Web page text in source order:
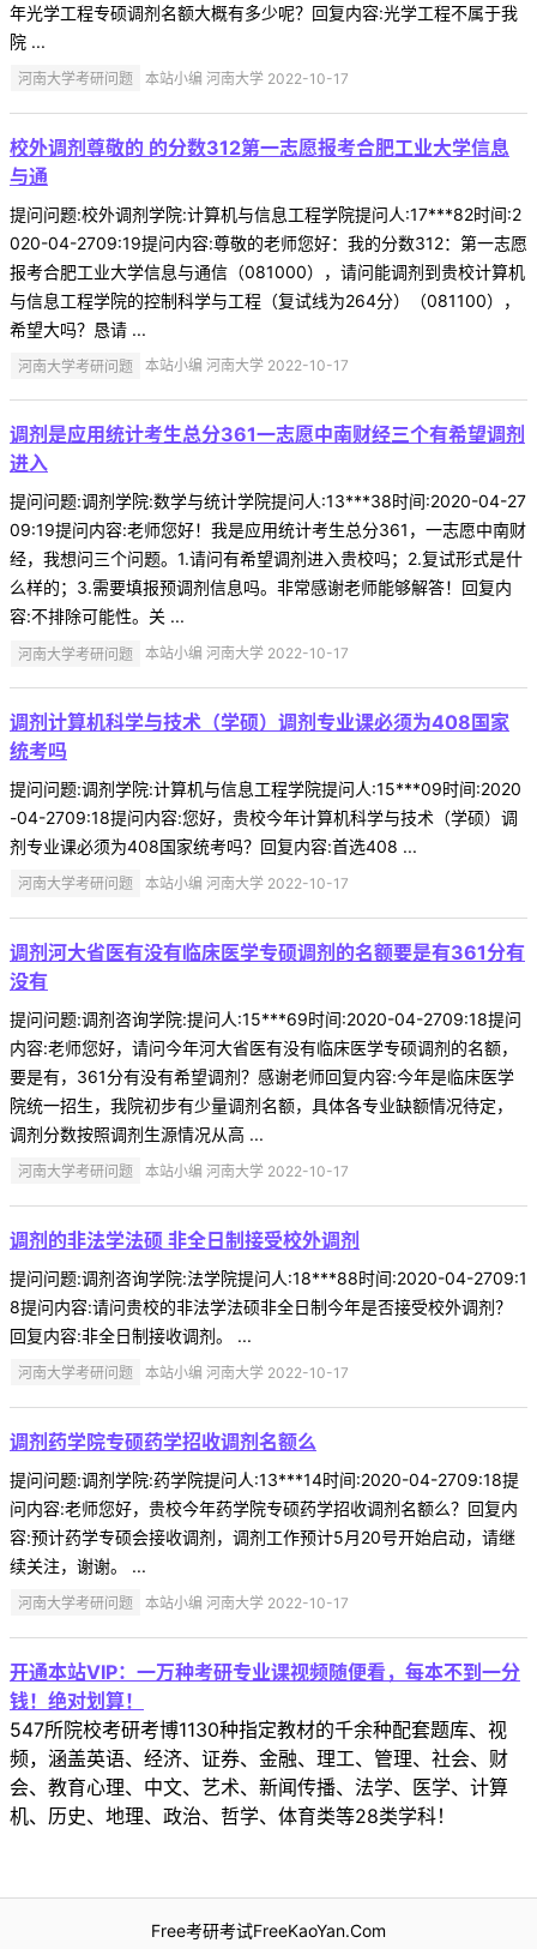
年光学工程专硕调剂名额大概有多少呢？回复内容:光学工程不属于我
院 ...
河南大学考研问题 本站小编 河南大学 2022-10-17
校外调剂尊敬的 的分数312第一志愿报考合肥工业大学信息
与通
提问问题:校外调剂学院:计算机与信息工程学院提问人:17***82时间:2
020-04-2709:19提问内容:尊敬的老师您好：我的分数312：第一志愿
报考合肥工业大学信息与通信（081000），请问能调剂到贵校计算机
与信息工程学院的控制科学与工程（复试线为264分）（081100），
希望大吗？恳请 ...
河南大学考研问题 本站小编 河南大学 2022-10-17
调剂是应用统计考生总分361一志愿中南财经三个有希望调剂
进入
提问问题:调剂学院:数学与统计学院提问人:13***38时间:2020-04-27
09:19提问内容:老师您好！我是应用统计考生总分361，一志愿中南财
经，我想问三个问题。1.请问有希望调剂进入贵校吗；2.复试形式是什
么样的；3.需要填报预调剂信息吗。非常感谢老师能够解答！回复内
容:不排除可能性。关 ...
河南大学考研问题 本站小编 河南大学 2022-10-17
调剂计算机科学与技术（学硕）调剂专业课必须为408国家
统考吗
提问问题:调剂学院:计算机与信息工程学院提问人:15***09时间:2020
-04-2709:18提问内容:您好，贵校今年计算机科学与技术（学硕）调
剂专业课必须为408国家统考吗？回复内容:首选408 ...
河南大学考研问题 本站小编 河南大学 2022-10-17
调剂河大省医有没有临床医学专硕调剂的名额要是有361分有
没有
提问问题:调剂咨询学院:提问人:15***69时间:2020-04-2709:18提问
内容:老师您好，请问今年河大省医有没有临床医学专硕调剂的名额，
要是有，361分有没有希望调剂？感谢老师回复内容:今年是临床医学
院统一招生，我院初步有少量调剂名额，具体各专业缺额情况待定，
调剂分数按照调剂生源情况从高 ...
河南大学考研问题 本站小编 河南大学 2022-10-17
调剂的非法学法硕 非全日制接受校外调剂
提问问题:调剂咨询学院:法学院提问人:18***88时间:2020-04-2709:1
8提问内容:请问贵校的非法学法硕非全日制今年是否接受校外调剂？
回复内容:非全日制接收调剂。 ...
河南大学考研问题 本站小编 河南大学 2022-10-17
调剂药学院专硕药学招收调剂名额么
提问问题:调剂学院:药学院提问人:13***14时间:2020-04-2709:18提
问内容:老师您好，贵校今年药学院专硕药学招收调剂名额么？回复内
容:预计药学专硕会接收调剂，调剂工作预计5月20号开始启动，请继
续关注，谢谢。 ...
河南大学考研问题 本站小编 河南大学 2022-10-17
开通本站VIP：一万种考研专业课视频随便看，每本不到一分
钱！绝对划算！
547所院校考研考博1130种指定教材的千余种配套题库、视
频，涵盖英语、经济、证券、金融、理工、管理、社会、财
会、教育心理、中文、艺术、新闻传播、法学、医学、计算
机、历史、地理、政治、哲学、体育类等28类学科！
Free考研考试FreeKaoYan.Com